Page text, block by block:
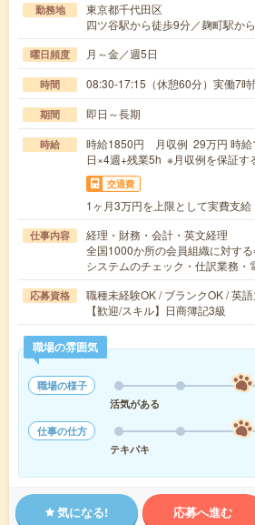
勤務地
東京都千代田区
四ツ谷駅から徒歩9分／麹町駅か
曜日頻度 月～金／週5日
時間 08:30-17:15（休憩60分）実働7時
期間 即日～長期
時給
時給1850円 月収例 29万円 時給
日×4週+残業5h ※月収例を保証す
交通費
1ヶ月3万円を上限として実費支給
仕事内容
経理・財務・会計・英文経理
全国1000か所の会員組織に対す
システムのチェック・仕訳業務
応募資格
職種未経験OK / ブランクOK / 英
【歓迎/スキル】日商簿記3級
職場の雰囲気
職場の様子
活気がある
仕事の仕方
テキパキ
気になる! 応募へ進む